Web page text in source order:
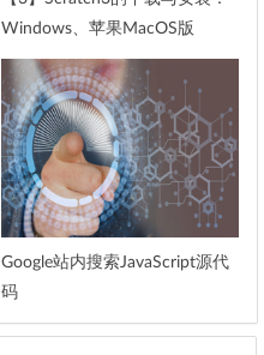
Windows、苹果MacOS版
Scratch，安卓Android原版
Scratch安装包apk下载——家长
准备工作（二）
Google站内搜索JavaScript源代
码